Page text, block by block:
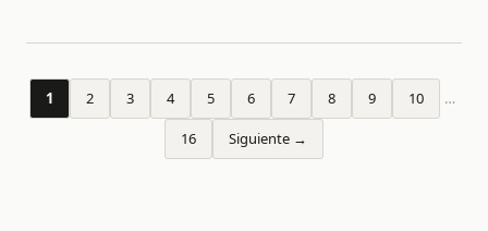
1 2 3 4 5 6 7 8 9 10 …
16 Siguiente →